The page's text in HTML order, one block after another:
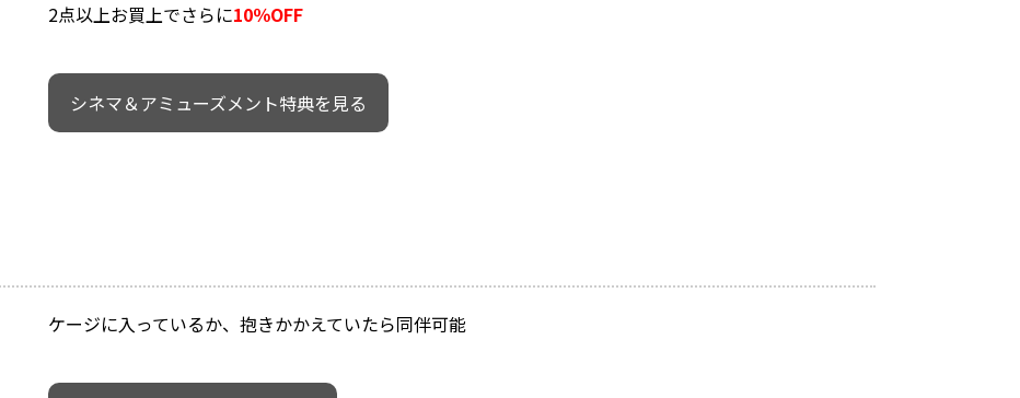
2点以上お買上でさらに10％OFF
シネマ＆アミューズメント特典を見る
ケージに入っているか、抱きかかえていたら同伴可能